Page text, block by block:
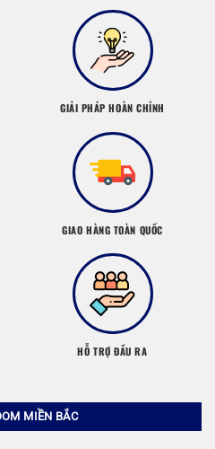
GIẢI PHÁP HOÀN CHỈNH
GIAO HÀNG TOÀN QUỐC
HỖ TRỢ ĐẦU RA
MIỀN BẮC